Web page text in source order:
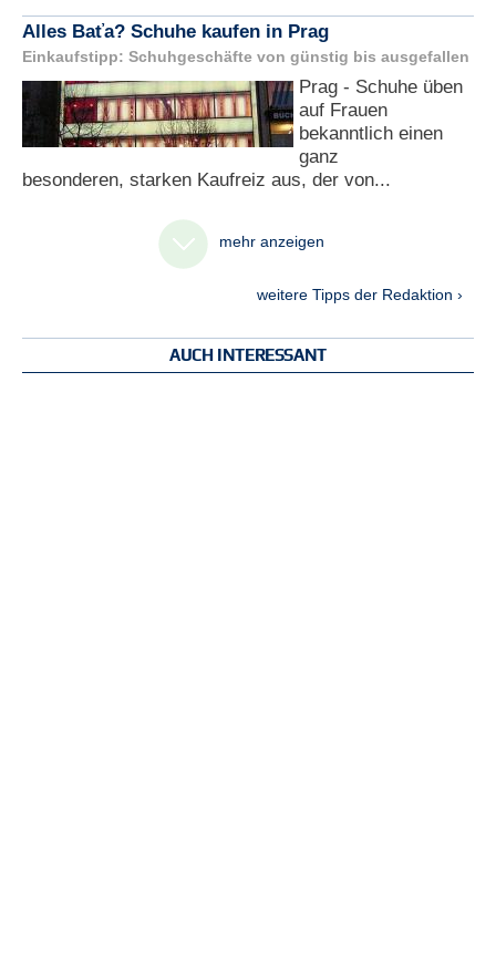
Alles Baťa? Schuhe kaufen in Prag
Einkaufstipp: Schuhgeschäfte von günstig bis ausgefallen
Prag - Schuhe üben
auf Frauen
bekanntlich einen
ganz
besonderen, starken Kaufreiz aus, der von...
mehr anzeigen
weitere Tipps der Redaktion ›
AUCH INTERESSANT